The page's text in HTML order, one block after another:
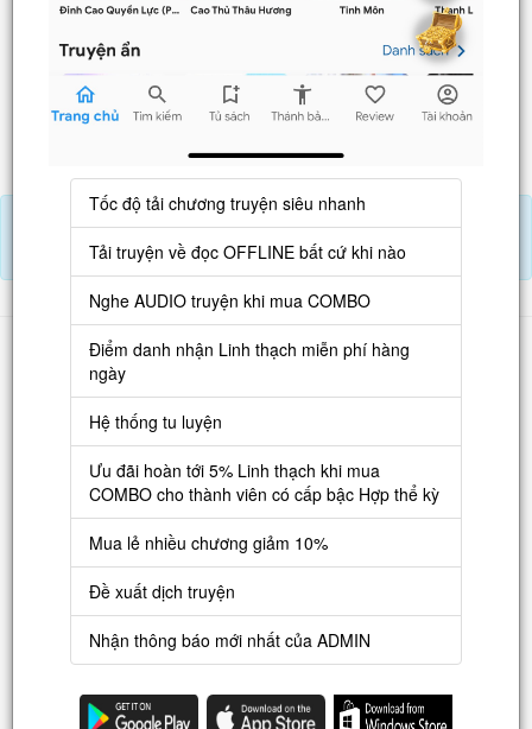
Trước Sau
Tải APP đọc truyện OFFLINE và nghe AUDIO khi mua combo.
Điểm danh hàng ngày nhận Lịch Thạch
Danh sách
Truyện mới
Truyện Hot
Truyện Full
Thao tác
Đăng ký tài khoản
Tốc độ tải chương truyện siêu nhanh
Tải truyện về đọc OFFLINE bất cứ khi nào
Nghe AUDIO truyện khi mua COMBO
Điểm danh nhận Linh thạch miễn phí hàng
ngày
Hệ thống tu luyện
Ưu đãi hoàn tới 5% Linh thạch khi mua
COMBO cho thành viên có cấp bậc Hợp thể kỳ
Mua lẻ nhiều chương giảm 10%
Đề xuất dịch truyện
Nhận thông báo mới nhất của ADMIN